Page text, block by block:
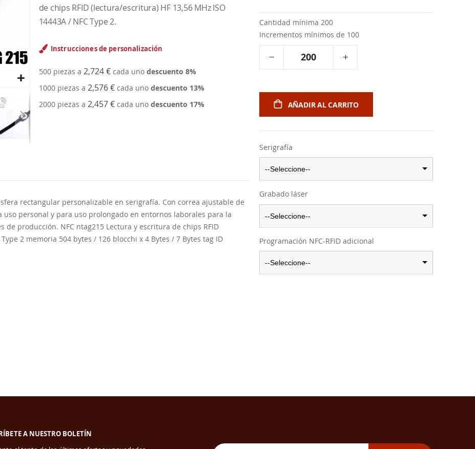
de chips RFID (lectura/escritura) HF 13,56 MHz ISO
14443A / NFC Type 2.
Instrucciones de personalización
500 piezas a 2,724 € cada unodescuento 8%
1000 piezas a 2,576 € cada unodescuento 13%
2000 piezas a 2,457 € cada unodescuento 17%
rectangular personalizable en serigrafía. Con correa ajustable de
personal y para uso prolongado en entornos laborales para la
producción. NFC ntag215 Lectura y escritura de chips RFID
2 memoria 504 bytes / 126 blocchi x 4 Bytes / 7 Bytes tag ID
Cantidad mínima 200
Incrementos mínimos de 100
AÑADIR AL CARRITO
Serigrafía
--Seleccione--
Grabado láser
--Seleccione--
Programación NFC-RFID adicional
--Seleccione--
A NUESTRO BOLETÍN